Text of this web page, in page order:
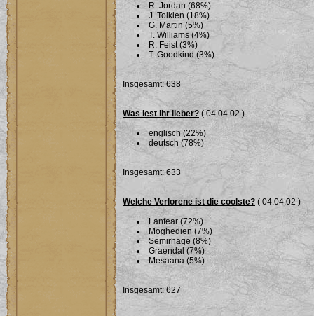
R. Jordan (68%)
J. Tolkien (18%)
G. Martin (5%)
T. Williams (4%)
R. Feist (3%)
T. Goodkind (3%)
Insgesamt: 638
Was lest ihr lieber?( 04.04.02 )
englisch (22%)
deutsch (78%)
Insgesamt: 633
Welche Verlorene ist die coolste? ( 04.04.02 )
Lanfear (72%)
Moghedien (7%)
Semirhage (8%)
Graendal (7%)
Mesaana (5%)
Insgesamt: 627